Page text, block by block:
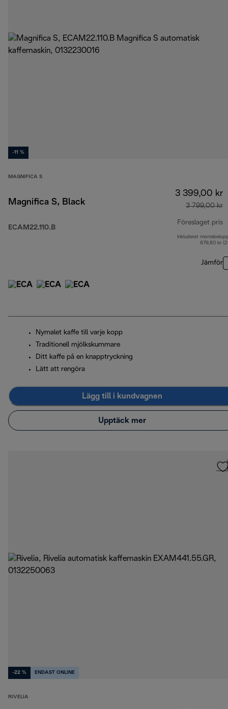
-11 %
MAGNIFICA S
Magnifica S, Black
ECAM22.110.B
3 399,00 kr
3 799,00 kr
Föreslaget pris
Inkluderat
679,80 kr
Jämför
Nymalet kaffe till varje kopp
Traditionell mjölkskummare
Ditt kaffe på en knapptryckning
Lätt att rengöra
Lägg till i kundvagnen
Upptäck mer
-22 % ENDAST ONLINE
RIVELIA